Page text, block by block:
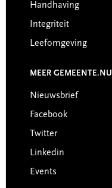
Handhaving
Integriteit
Leefomgeving
MEER GEMEENTE.NU
Nieuwsbrief
Facebook
Twitter
Linkedin
Events